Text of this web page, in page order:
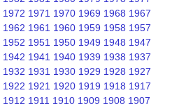
1972 1971 1970 1969 1968 1967
1962 1961 1960 1959 1958 1957
1952 1951 1950 1949 1948 1947
1942 1941 1940 1939 1938 1937
1932 1931 1930 1929 1928 1927
1922 1921 1920 1919 1918 1917
1912 1911 1910 1909 1908 1907